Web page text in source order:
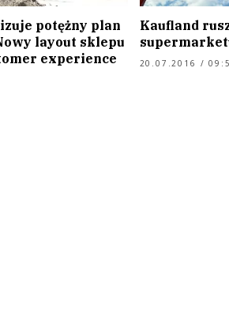
potężny plan
layout sklepu
experience
Kaufland
20.07.2016 /